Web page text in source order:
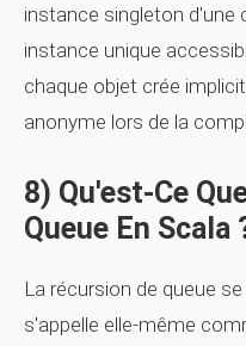
instance singleton d'une
instance unique
chaque objet crée
anonyme lors de la
8) Qu'est-Ce
Queue En Scala
La récursion de queue
s'appelle elle-même